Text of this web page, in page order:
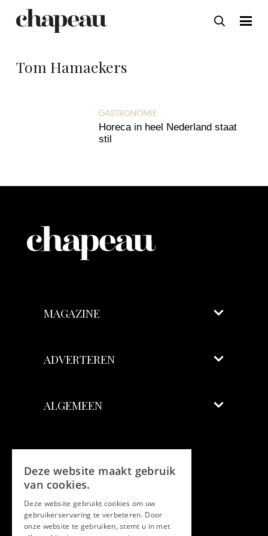
Tom Hamaekers
GASTRONOMIE
Horeca in heel Nederland staat
stil
MAGAZINE
ADVERTEREN
ALGEMEEN
Facebook
Twitter
Deze website maakt gebruik
van cookies.
Deze website gebruikt cookies om uw
gebruikerservaring te verbeteren. Door
onze website te gebruiken, stemt u in met